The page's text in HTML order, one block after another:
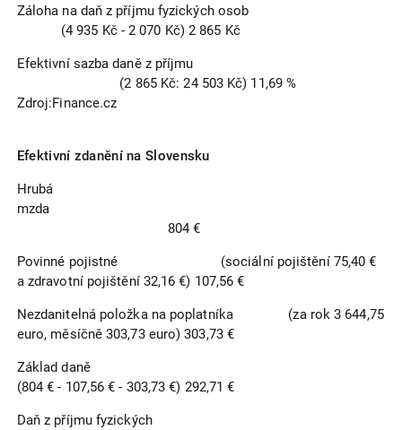
Záloha na daň z příjmu fyzických osob
(4 935 Kč - 2 070 Kč) 2 865 Kč
Efektivní sazba daně z příjmu
(2 865 Kč: 24 503 Kč) 11,69 %
Zdroj:Finance.cz
Efektivní zdanění na Slovensku
Hrubá
mzda
804 €
Povinné pojistné (sociální pojištění 75,40 €
a zdravotní pojištění 32,16 €) 107,56 €
Nezdanitelná položka na poplatníka (za rok 3 644,75
euro, měsíčně 303,73 euro) 303,73 €
Základ daně
(804 € - 107,56 € - 303,73 €) 292,71 €
Daň z příjmu fyzických